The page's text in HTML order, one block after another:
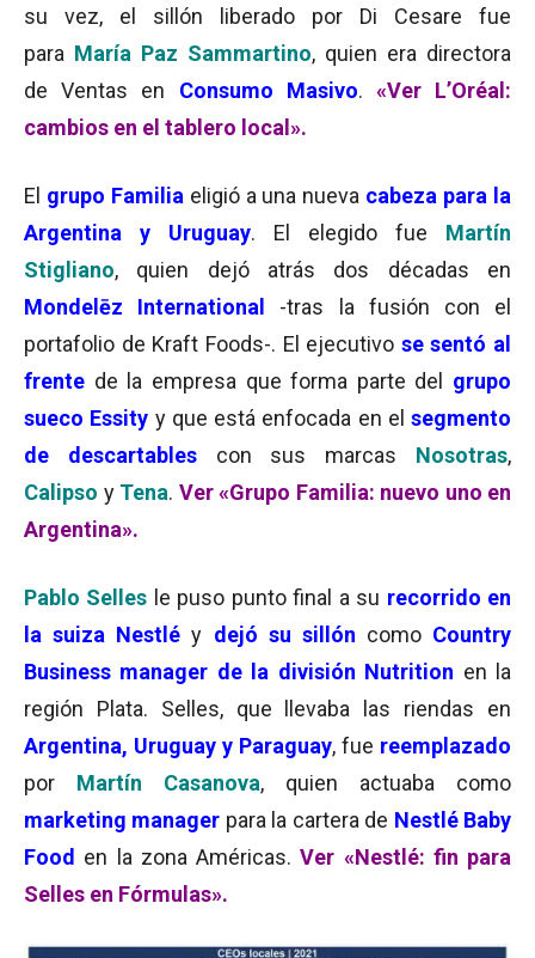
su vez, el sillón liberado por Di Cesare fue
para María Paz Sammartino, quien era directora
de Ventas en Consumo Masivo. «Ver L’Oréal:
cambios en el tablero local».
El grupo Familia eligió a una nueva cabeza para la
Argentina y Uruguay. El elegido fue Martín
Stigliano, quien dejó atrás dos décadas en
Mondelēz International
-tras la fusión con el
portafolio de Kraft Foods-. El ejecutivo se sentó al
frente de la empresa que forma parte del grupo
sueco Essity y que está enfocada en el segmento
de descartablescon sus marcas Nosotras,
Calipso y Tena. Ver «Grupo Familia: nuevo uno en
Argentina».
Pablo Selles le puso punto final a su recorrido en
la suiza Nestlé y dejó su sillón como Country
Business manager de la división Nutrition en la
región Plata. Selles, que llevaba las riendas en
Argentina, Uruguay y Paraguay, fue reemplazado
por Martín Casanova, quien actuaba como
marketing manager para la cartera de Nestlé Baby
Food en la zona Américas.Ver «Nestlé: fin para
Selles en Fórmulas».